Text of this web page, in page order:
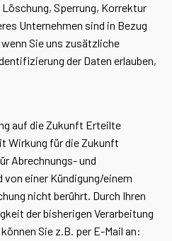
Sperrung, Korrektur
Unternehmen sind in Bezug
Sie uns zusätzliche
der Daten erlauben,
auf die Zukunft Erteilte
Wirkung für die Zukunft
Abrechnungs- und
einer Kündigung/einem
nicht berührt. Durch Ihren
der bisherigen Verarbeitung
Sie z.B. per E-Mail an: